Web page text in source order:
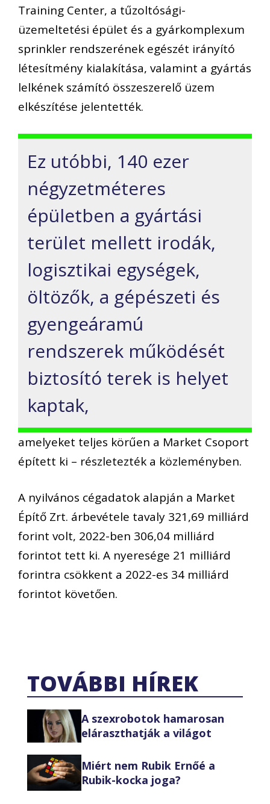
Training Center, a tűzoltósági-
üzemeltetési épület és a gyárkomplexum
sprinkler rendszerének egészét irányító
létesítmény kialakítása, valamint a gyártás
lelkének számító összeszerelő üzem
elkészítése jelentették.
Ez utóbbi, 140 ezer
négyzetméteres
épületben a gyártási
terület mellett irodák,
logisztikai egységek,
öltözők, a gépészeti és
gyengeáramú
rendszerek működését
biztosító terek is helyet
kaptak,
amelyeket teljes körűen a Market Csoport
épített ki – részletezték a közleményben.
A nyilvános cégadatok alapján a Market
Építő Zrt. árbevétele tavaly 321,69 milliárd
forint volt, 2022-ben 306,04 milliárd
forintot tett ki. A nyeresége 21 milliárd
forintra csökkent a 2022-es 34 milliárd
forintot követően.
TOVÁBBI HÍREK
A szexrobotok hamarosan
eláraszthatják a világot
Miért nem Rubik Ernőé a
Rubik-kocka joga?